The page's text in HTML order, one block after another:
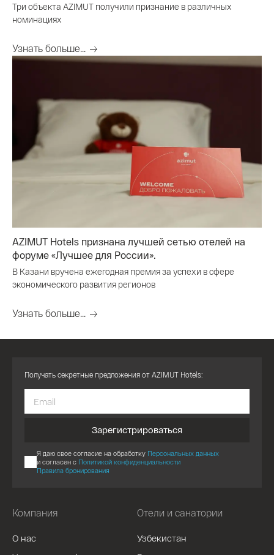
Три объекта AZIMUT получили признание в различных
номинациях
Узнать больше...
AZIMUT Hotels признана лучшей сетью отелей на
форуме «Лучшее для России».
В Казани вручена ежегодная премия за успехи в сфере
экономического развития регионов
Узнать больше...
Компания
О нас
Отели и санатории
Узбекистан
Получать секретные предложения от AZIMUT Hotels:
Зарегистрироваться
Я даю свое согласие на обработку Персональных данных
и согласен с Политикой конфиденциальности
Правила бронирования